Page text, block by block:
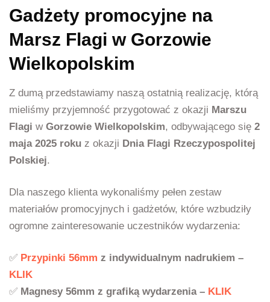
Gadżety promocyjne na
Marsz Flagi w Gorzowie
Wielkopolskim
Z dumą przedstawiamy naszą ostatnią realizację, którą
mieliśmy przyjemność przygotować z okazji Marszu
Flagi w Gorzowie Wielkopolskim, odbywającego się 2
maja 2025 roku z okazji Dnia Flagi Rzeczypospolitej
Polskiej.
Dla naszego klienta wykonaliśmy pełen zestaw
materiałów promocyjnych i gadżetów, które wzbudziły
ogromne zainteresowanie uczestników wydarzenia:
✅ Przypinki 56mm z indywidualnym nadrukiem –
KLIK
✅ Magnesy 56mm z grafiką wydarzenia – KLIK